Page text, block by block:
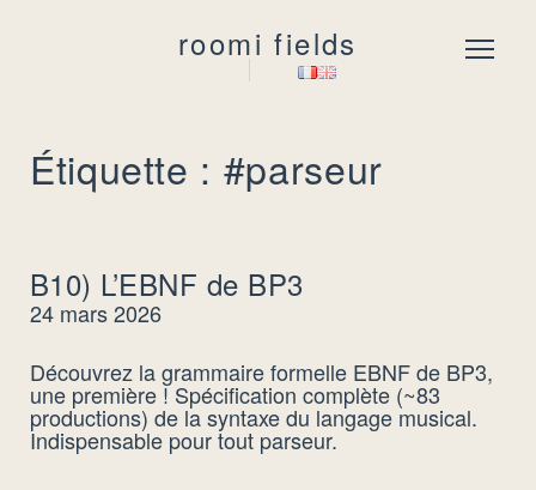
roomi fields Menu
Étiquette : #parseur
B10) L’EBNF de BP3
24 mars 2026
Découvrez la grammaire formelle EBNF de BP3,
une première ! Spécification complète (~83
productions) de la syntaxe du langage musical.
Indispensable pour tout parseur.